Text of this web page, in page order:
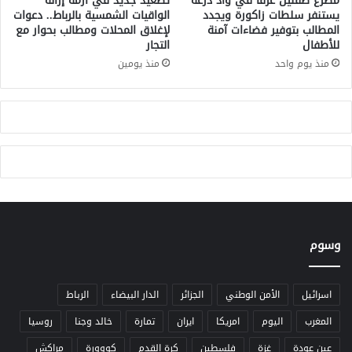
م
ح
ا
ر
ة
ت
ر
ر
ا
ت
د
ه
يستنفر سلطات زاكورة ويجدد
المطالب بتوفير فضاءات آمنة
للأطفال
منذ يوم واحد
الواقيات الشمسية بالرباط.. دعوات
لإغلاق المحلات ومطالب بحوار مع
التجار
منذ يومين
وسوم
اسرائيل الأمن الوطني الجزائر الدار البيضاء
الرباط
المغرب
اليوم امريكا ايران تمارة خالد وجنا
روسيا
عين عودة
غزة فلسطين كرة القدم كووورة مراكش